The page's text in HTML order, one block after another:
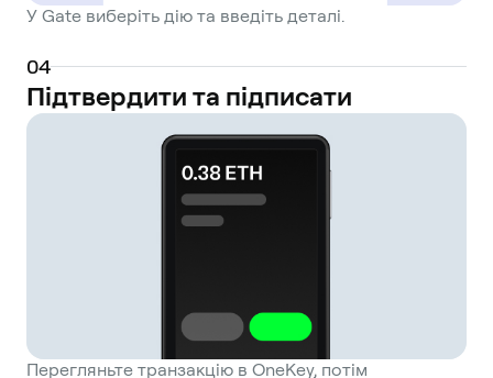
У Gate виберіть дію та введіть деталі.
04
Підтвердити та підписати
Перегляньте транзакцію в OneKey, потім